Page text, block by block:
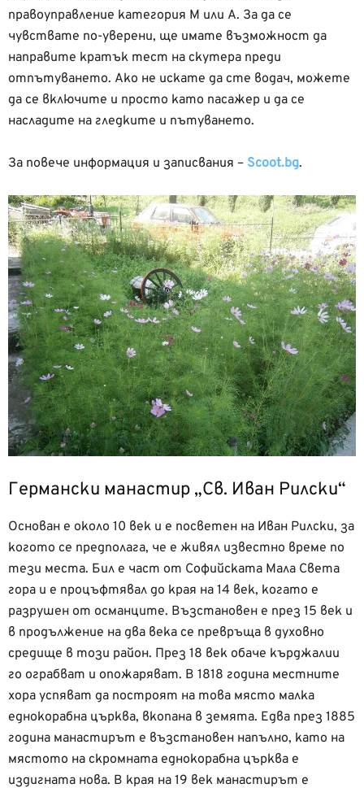
правоуправление категория М или А. За да се
чувствате по-уверени, ще имате възможност да
направите кратък тест на скутера преди
отпътуването. Ако не искате да сте водач, можете
да се включите и просто като пасажер и да се
насладите на гледките и пътуването.
За повече информация и записвания – Scoot.bg.
Германски манастир „Св. Иван Рилски“
Основан е около 10 век и е посветен на Иван Рилски, за
когото се предполага, че е живял известно време по
тези места. Бил е част от Софийската Мала Света
гора и е процъфтявал до края на 14 век, когато е
разрушен от османците. Възстановен е през 15 век и
в продължение на два века се превръща в духовно
средище в този район. През 18 век обаче кърджалии
го ограбват и опожаряват. В 1818 година местните
хора успяват да построят на това място малка
еднокорабна църква, вкопана в земята. Едва през 1885
година манастирът е възстановен напълно, като на
мястото на скромната еднокорабна църква е
издигната нова. В края на 19 век манастирът е